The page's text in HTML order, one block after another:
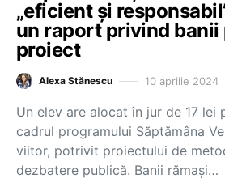
„eficient și
un raport privind banii
proiect
Alexa Stănescu 10 aprilie 2024
Un elev are alocat în jur de 17 lei
cadrul programului Săptămâna
viitor, potrivit proiectului de
dezbatere publică. Banii rămași…